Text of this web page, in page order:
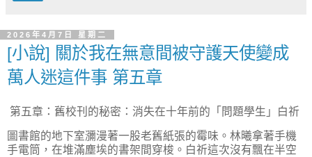
2026年4月7日 星期二
[小說] 關於我在無意間被守護天使變成
萬人迷這件事 第五章
第五章：舊校刊的秘密：消失在十年前的「問題學生」白祈
圖書館的地下室瀰漫著一股老舊紙張的霉味。林曦拿著手機
手電筒，在堆滿塵埃的書架間穿梭。白祈這次沒有飄在半空